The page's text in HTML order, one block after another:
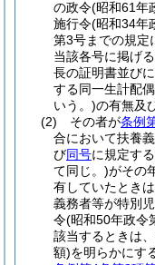
の政令(昭和61年
施行令(昭和34年
第3号までの規定
当該各号に掲げ
長の証明書並び
する同一生計配
いう。)の有無及
(2)
その者が条例
合において扶養
び同号に規定す
て同じ。)がその
有していたとき
義務者等が特別
令(昭和50年政令
該当するときは
額)を明らかにす